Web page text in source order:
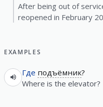
After being out of
reopened in February
EXAMPLES
Где подъёмник?
Where is the elevator?